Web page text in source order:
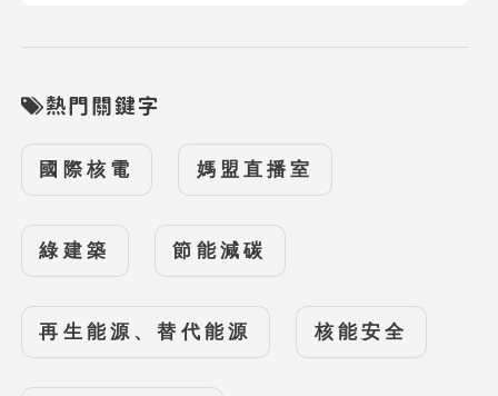
熱門關鍵字
國際核電 媽盟直播室
綠建築 節能減碳
再生能源、替代能源 核能安全